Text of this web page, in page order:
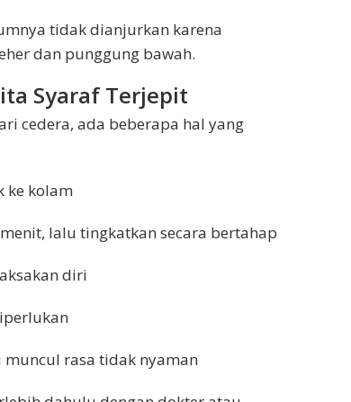
tidak dianjurkan karena
dan punggung bawah.
Syaraf Terjepit
cedera, ada beberapa hal yang
ke kolam
lalu tingkatkan secara bertahap
diri
rasa tidak nyaman